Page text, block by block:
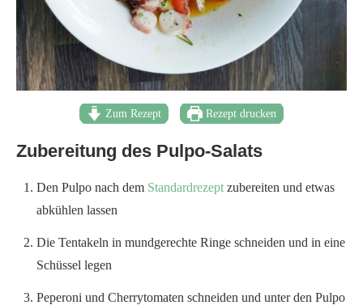
Zum Rezept Rezept drucken
Zubereitung des Pulpo-Salats
Den Pulpo nach dem Standardrezept zubereiten und etwas
abkühlen lassen
Die Tentakeln in mundgerechte Ringe schneiden und in eine
Schüssel legen
Peperoni und Cherrytomaten schneiden und unter den Pulpo